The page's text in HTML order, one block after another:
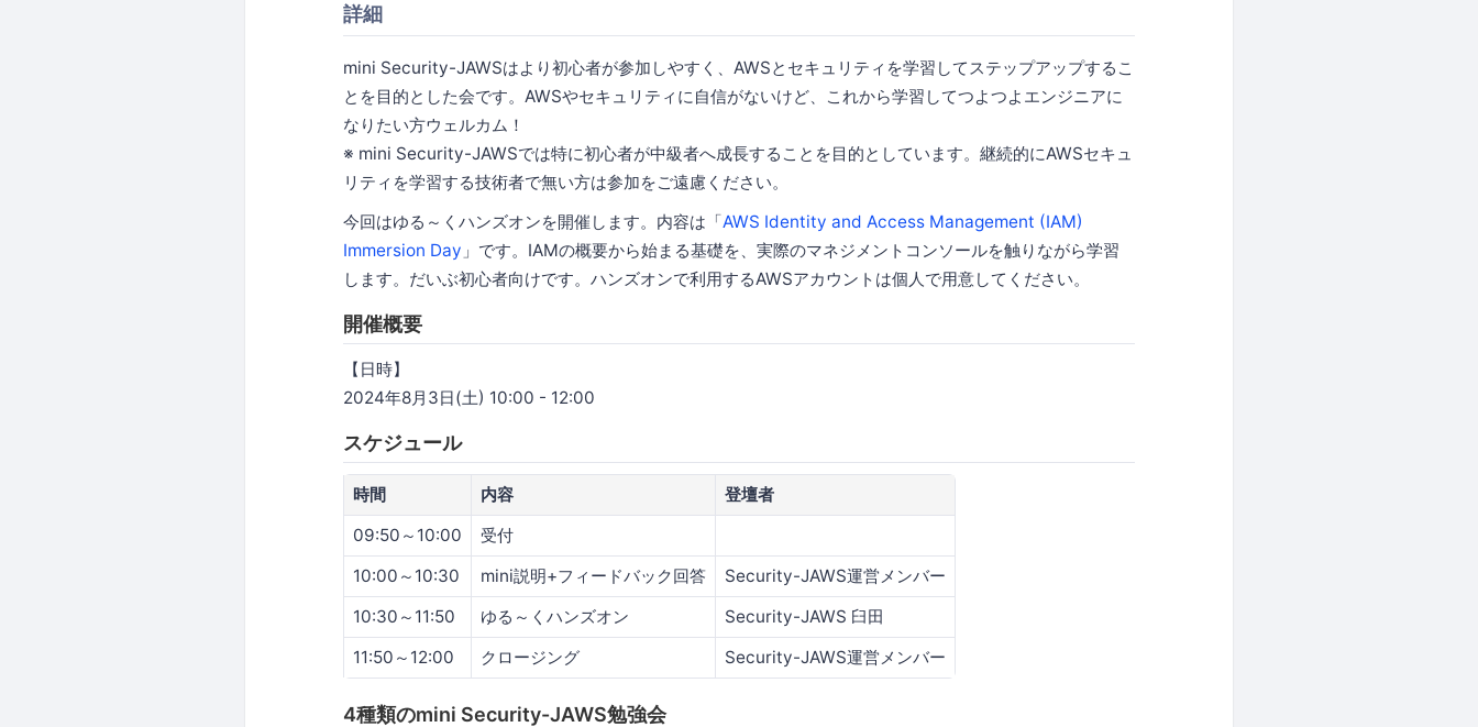
詳細
mini Security-JAWSはより初心者が参加しやすく、AWSとセキュリティを学習してステップアップするこ
とを目的とした会です。AWSやセキュリティに自信がないけど、これから学習してつよつよエンジニアに
なりたい方ウェルカム！
※ mini Security-JAWSでは特に初心者が中級者へ成長することを目的としています。継続的にAWSセキュ
リティを学習する技術者で無い方は参加をご遠慮ください。
今回はゆる～くハンズオンを開催します。内容は「AWS Identity and Access Management (IAM)
Immersion Day 」です。IAMの概要から始まる基礎を、実際のマネジメントコンソールを触りながら学習
します。だいぶ初心者向けです。ハンズオンで利用するAWSアカウントは個人で用意してください。
開催概要
【日時】
2024年8月3日(土) 10:00 - 12:00
スケジュール
時間 内容
登壇者
09:50～10:00
受付
10:00～10:30
mini説明+フィードバック回答
Security-JAWS運営メンバー
10:30～11:50
ゆる～くハンズオン
Security-JAWS 臼田
11:50～12:00
クロージング Security-JAWS運営メンバー
4種類のmini Security-JAWS勉強会